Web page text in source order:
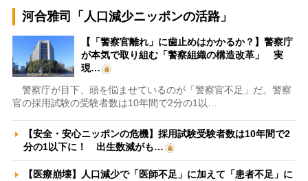
河合雅司「人口減少ニッポンの活路」
【「警察官離れ」に歯止めはかかるか？】警察庁
が本気で取り組む「警察組織の構造改革」 実
現…
警察庁が目下、頭を悩ませているのが「警察官不足」だ。警察
官の採用試験の受験者数は10年間で2分の1以…
【安全・安心ニッポンの危機】採用試験受験者数は10年間で2
分の1以下に！ 出生数減がも…
【医療崩壊】人口減少で「医師不足」に加えて「患者不足」に